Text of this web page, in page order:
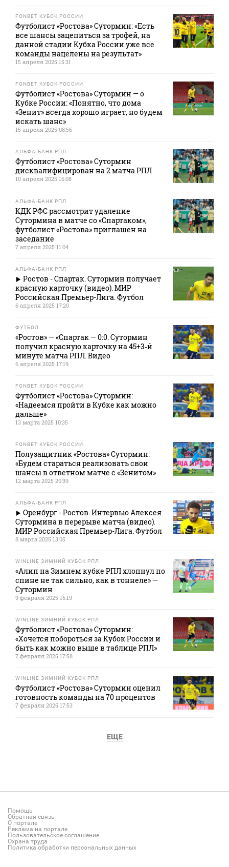
FONBET КУБОК РОССИИ
Футболист «Ростова» Сутормин: «Есть
все шансы зацепиться за трофей, на
данной стадии Кубка России уже все
команды нацелены на результат»
15 апреля 2025 15:31
FONBET КУБОК РОССИИ
Футболист «Ростова» Сутормин — о
Кубке России: «Понятно, что дома
«Зенит» всегда хорошо играет, но будем
искать шанс»
15 апреля 2025 08:56
АЛЬФА-БАНК РПЛ
Футболист «Ростова» Сутормин
дисквалифицирован на 2 матча РПЛ
10 апреля 2025 16:08
АЛЬФА-БАНК РПЛ
КДК РФС рассмотрит удаление
Сутормина в матче со «Спартаком»,
футболист «Ростова» приглашен на
заседание
7 апреля 2025 11:04
АЛЬФА-БАНК РПЛ
Ростов - Спартак. Сутормин получает
красную карточку (видео). МИР
Российская Премьер-Лига. Футбол
6 апреля 2025 17:20
ФУТБОЛ
«Ростов» — «Спартак — 0:0. Сутормин
получил красную карточку на 45+3‑й
минуте матча РПЛ. Видео
6 апреля 2025 17:19
FONBET КУБОК РОССИИ
Футболист «Ростова» Сутормин:
«Надеемся пройти в Кубке как можно
дальше»
13 марта 2025 10:35
FONBET КУБОК РОССИИ
Полузащитник «Ростова» Сутормин:
«Будем стараться реализовать свои
шансы в ответном матче с «Зенитом»
12 марта 2025 20:39
АЛЬФА-БАНК РПЛ
Оренбург - Ростов. Интервью Алексея
Сутормина в перерыве матча (видео).
МИР Российская Премьер-Лига. Футбол
8 марта 2025 13:05
WINLINE ЗИМНИЙ КУБОК РПЛ
«Алип на Зимнем кубке РПЛ хлопнул по
спине не так сильно, как в тоннеле» —
Сутормин
9 февраля 2025 16:19
WINLINE ЗИМНИЙ КУБОК РПЛ
Футболист «Ростова» Сутормин:
«Хочется побороться за Кубок России и
быть как можно выше в таблице РПЛ»
7 февраля 2025 17:58
WINLINE ЗИМНИЙ КУБОК РПЛ
Футболист «Ростова» Сутормин оценил
готовность команды на 70 процентов
7 февраля 2025 17:53
ЕЩЕ
Помощь
Обратная связь
О портале
Реклама на портале
Пользовательское соглашение
Охрана труда
Политика обработки персональных данных